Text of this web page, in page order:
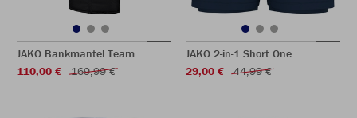
JAKO Bankmantel Team
110,00 €
169,99 €
JAKO 2-in-1 Short One
29,00 €
44,99 €